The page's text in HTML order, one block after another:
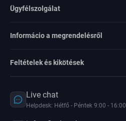
Ügyfélszolgálat
Informácio a megrendelésről
Feltételek és kikötések
Live chat
Helpdesk: Hétfő - Péntek 9:00 - 16:00